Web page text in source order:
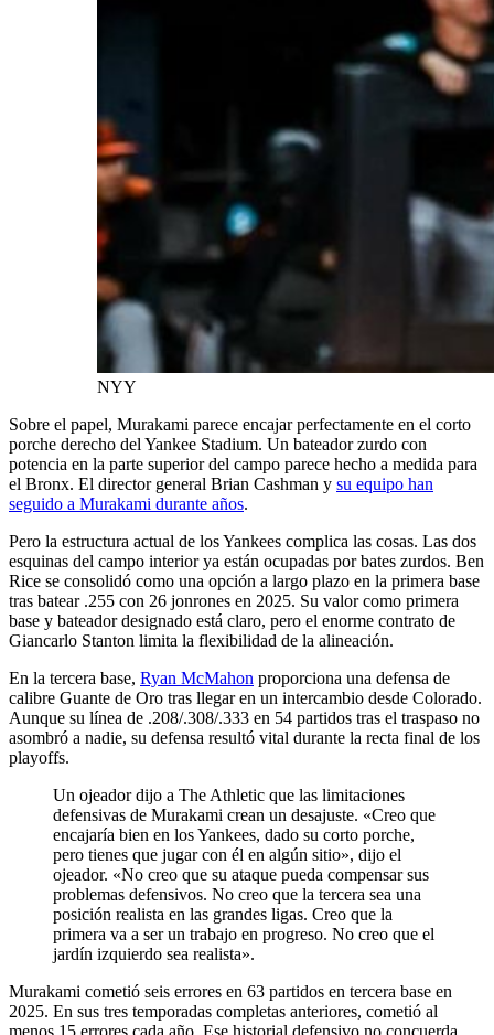
NYY
Sobre el papel, Murakami parece encajar perfectamente en el corto
porche derecho del Yankee Stadium. Un bateador zurdo con
potencia en la parte superior del campo parece hecho a medida para
el Bronx. El director general Brian Cashman y su equipo han
seguido a Murakami durante años.
Pero la estructura actual de los Yankees complica las cosas. Las dos
esquinas del campo interior ya están ocupadas por bates zurdos. Ben
Rice se consolidó como una opción a largo plazo en la primera base
tras batear .255 con 26 jonrones en 2025. Su valor como primera
base y bateador designado está claro, pero el enorme contrato de
Giancarlo Stanton limita la flexibilidad de la alineación.
En la tercera base, Ryan McMahon proporciona una defensa de
calibre Guante de Oro tras llegar en un intercambio desde Colorado.
Aunque su línea de .208/.308/.333 en 54 partidos tras el traspaso no
asombró a nadie, su defensa resultó vital durante la recta final de los
playoffs.
Un ojeador dijo a The Athletic que las limitaciones
defensivas de Murakami crean un desajuste. «Creo que
encajaría bien en los Yankees, dado su corto porche,
pero tienes que jugar con él en algún sitio», dijo el
ojeador. «No creo que su ataque pueda compensar sus
problemas defensivos. No creo que la tercera sea una
posición realista en las grandes ligas. Creo que la
primera va a ser un trabajo en progreso. No creo que el
jardín izquierdo sea realista».
Murakami cometió seis errores en 63 partidos en tercera base en
2025. En sus tres temporadas completas anteriores, cometió al